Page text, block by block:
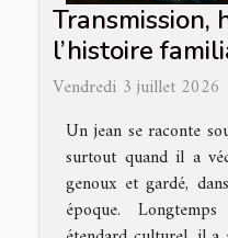
Transmission,
l’histoire
Vendredi 3 juillet 2026
Un jean se raconte
surtout quand il a
genoux et gardé,
époque.